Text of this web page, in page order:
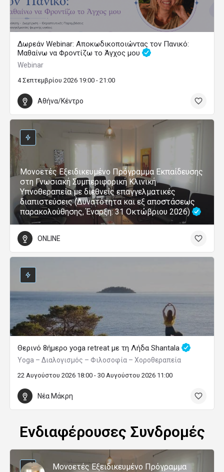
Δωρεάν Webinar: Αποκωδικοποιώντας τον Πανικό:
Μαθαίνω να Φροντίζω το Άγχος μου
Webinar
4 Σεπτεμβρίου 2026 19:00 - 21:00
Αθήνα/Κέντρο
Μονοετές Εξειδικευμένο Πρόγραμμα Εκπαίδευσης
στη Γνωσιακή Συμπεριφορική Κλινική
Υπνοθεραπεία με διεθνείς επαγγελματικές
διαπιστεύσεις (Δυνατότητα και εξ αποστάσεως
παρακολούθησης, Έναρξη: 31 Οκτώβριου 2026)
ONLINE
Θερινό 8ήμερο yoga retreat με τη Λήδα Shantala
Yoga – Διαλογισμός – Φιλοσοφία – Χοροθεραπεία
22 Αυγούστου 2026 18:00 - 30 Αυγούστου 2026 11:00
Νέα Μάκρη
Ενδιαφέρουσες Συνδρομές
Μονοετές Εξειδικευμένο Πρόγραμμα